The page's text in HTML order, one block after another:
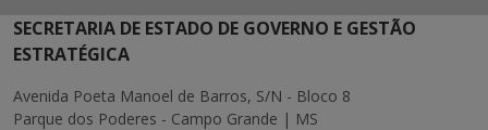
SECRETARIA DE ESTADO DE GOVERNO E GESTÃO
ESTRATÉGICA
Avenida Poeta Manoel de Barros, S/N - Bloco 8
Parque dos Poderes - Campo Grande | MS